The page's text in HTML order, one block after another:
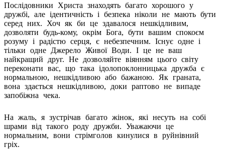
Послідовники Христа знаходять багато хорошого у
дружбі, але ідентичність і безпека ніколи не мають бути
серед них. Хоч як би це здавалося нешкідливим,
дозволяти будь-кому, окрім Бога, бути вашим спокоєм
розуму і радістю серця, є небезпечним. Існує одне і
тільки одне Джерело Живої Води. І це не ваш
найкращий друг. Не дозволяйте віянням цього світу
переконати вас, що така ідолопоклонницька дружба є
нормальною, нешкідливою або бажаною. Як граната,
вона здається нешкідливою, доки раптово не випаде
запобіжна чека.
На жаль, я зустрічав багато жінок, які несуть на собі
шрами від такого роду дружби. Уважаючи це
нормальним, вони стрімголов кинулися в руйнівний
гріх.